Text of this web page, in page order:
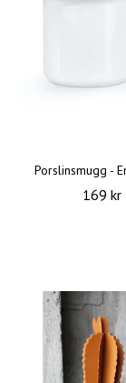
Porslinsmugg -
169 kr